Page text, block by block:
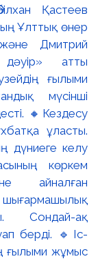
Қастеев
Ұлттық өнер
Дмитрий
атты
ғылыми
мүсінші
🔸Кездесу
ұласты.
дүниеге келу
көркем
айналған
шығармашылық
Сондай-ақ
берді. 🔹Іс-
ғылыми жұмыс